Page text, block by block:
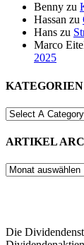
Benny zu
Hassan zu
Hans zu
Marco
2025
KATEGORIEN
ARTIKEL
ARTIKEL
Die